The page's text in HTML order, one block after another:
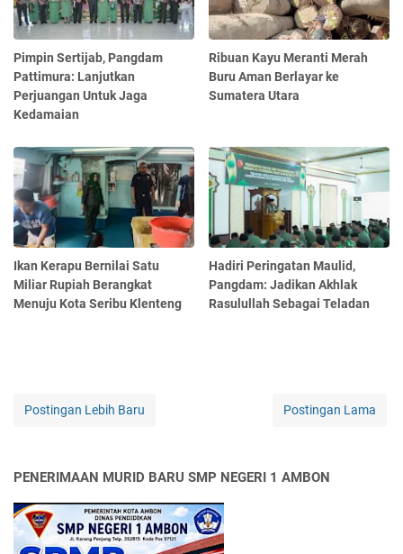
Pimpin Sertijab, Pangdam
Pattimura: Lanjutkan
Perjuangan Untuk Jaga
Kedamaian
Ribuan Kayu Meranti Merah
Buru Aman Berlayar ke
Sumatera Utara
Ikan Kerapu Bernilai Satu
Miliar Rupiah Berangkat
Menuju Kota Seribu Klenteng
Hadiri Peringatan Maulid,
Pangdam: Jadikan Akhlak
Rasulullah Sebagai Teladan
Postingan Lebih Baru Postingan Lama
PENERIMAAN MURID BARU SMP NEGERI 1 AMBON